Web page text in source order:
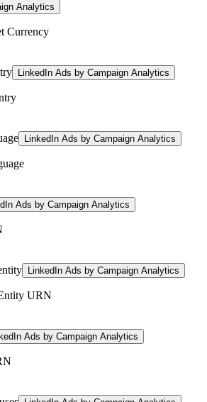
Analytics
Currency
LinkedIn Ads by Campaign Analytics
LinkedIn Ads by Campaign Analytics
Ads by Campaign Analytics
LinkedIn Ads by Campaign Analytics
URN
Ads by Campaign Analytics